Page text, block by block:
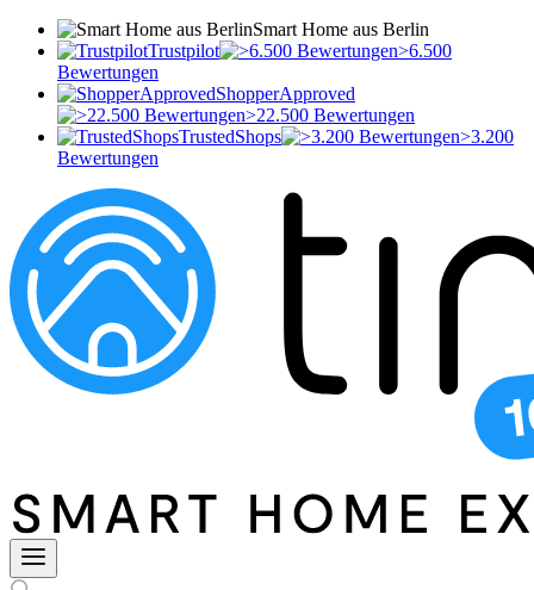
Smart Home aus Berlin
Trustpilot
>6.500
Bewertungen
ShopperApproved
>22.500 Bewertungen
TrustedShops
>3.200
Bewertungen